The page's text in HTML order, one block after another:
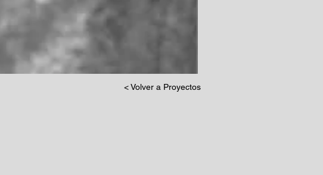
< Volver a Proyectos